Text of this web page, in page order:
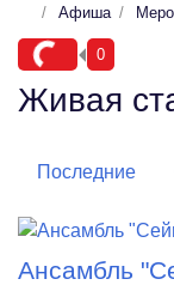
Афиша
Живая
0
Последние
Ансамбль